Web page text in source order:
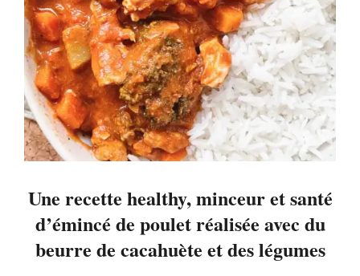
Une recette healthy, minceur et santé
d’émincé de poulet réalisée avec du
beurre de cacahuète et des légumes